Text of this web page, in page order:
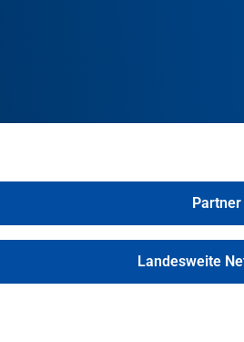
Partner
Landesweite